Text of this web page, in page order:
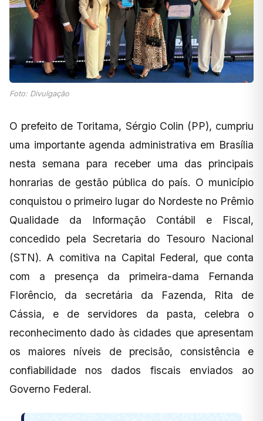
Foto: Divulgação
O prefeito de Toritama, Sérgio Colin (PP), cumpriu
uma importante agenda administrativa em Brasília
nesta semana para receber uma das principais
honrarias de gestão pública do país. O município
conquistou o primeiro lugar do Nordeste no Prêmio
Qualidade da Informação Contábil e Fiscal,
concedido pela Secretaria do Tesouro Nacional
(STN). A comitiva na Capital Federal, que conta
com a presença da primeira-dama Fernanda
Florêncio, da secretária da Fazenda, Rita de
Cássia, e de servidores da pasta, celebra o
reconhecimento dado às cidades que apresentam
os maiores níveis de precisão, consistência e
confiabilidade nos dados fiscais enviados ao
Governo Federal.